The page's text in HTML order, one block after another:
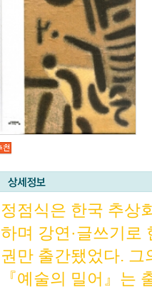
정점식은 한국 추상
하며 강연·글쓰기로
권만 출간됐었다.
『예술의 밀어』는